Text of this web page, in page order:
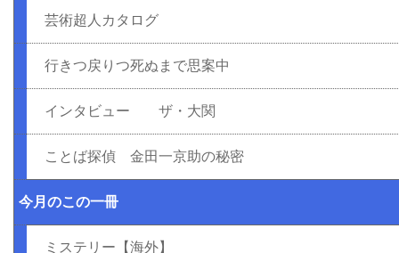
芸術超人カタログ
行きつ戻りつ死ぬまで思案中
インタビュー ザ・大関
ことば探偵 金田一京助の秘密
今月のこの一冊
ミステリー【海外】